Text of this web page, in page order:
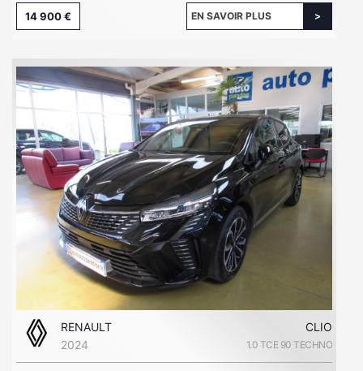
14 900 € EN SAVOIR PLUS
RENAULT
CLIO
2024
1.0 TCE 90 TECHNO